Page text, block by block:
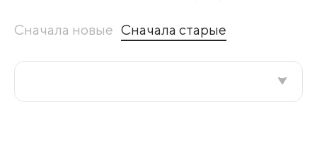
Сначала новые Сначала старые